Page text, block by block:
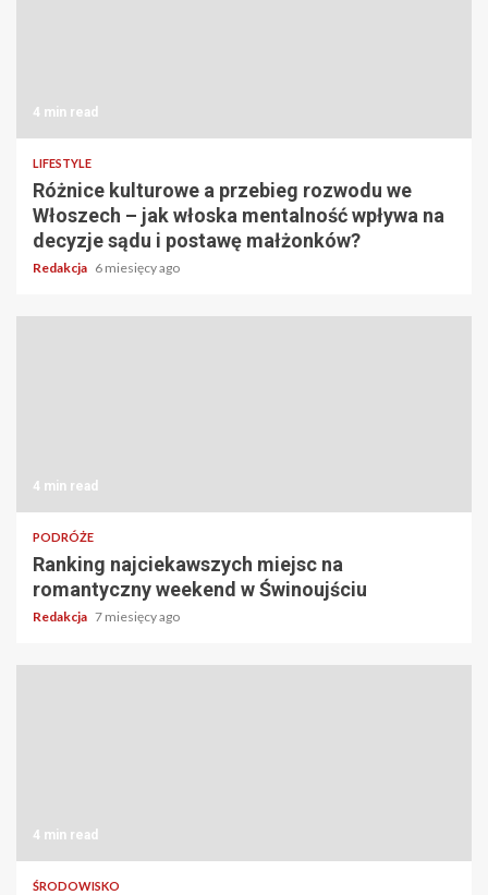
4 min read
LIFESTYLE
Różnice kulturowe a przebieg rozwodu we
Włoszech – jak włoska mentalność wpływa na
decyzje sądu i postawę małżonków?
Redakcja 6 miesięcy ago
4 min read
PODRÓŻE
Ranking najciekawszych miejsc na
romantyczny weekend w Świnoujściu
Redakcja 7 miesięcy ago
4 min read
ŚRODOWISKO